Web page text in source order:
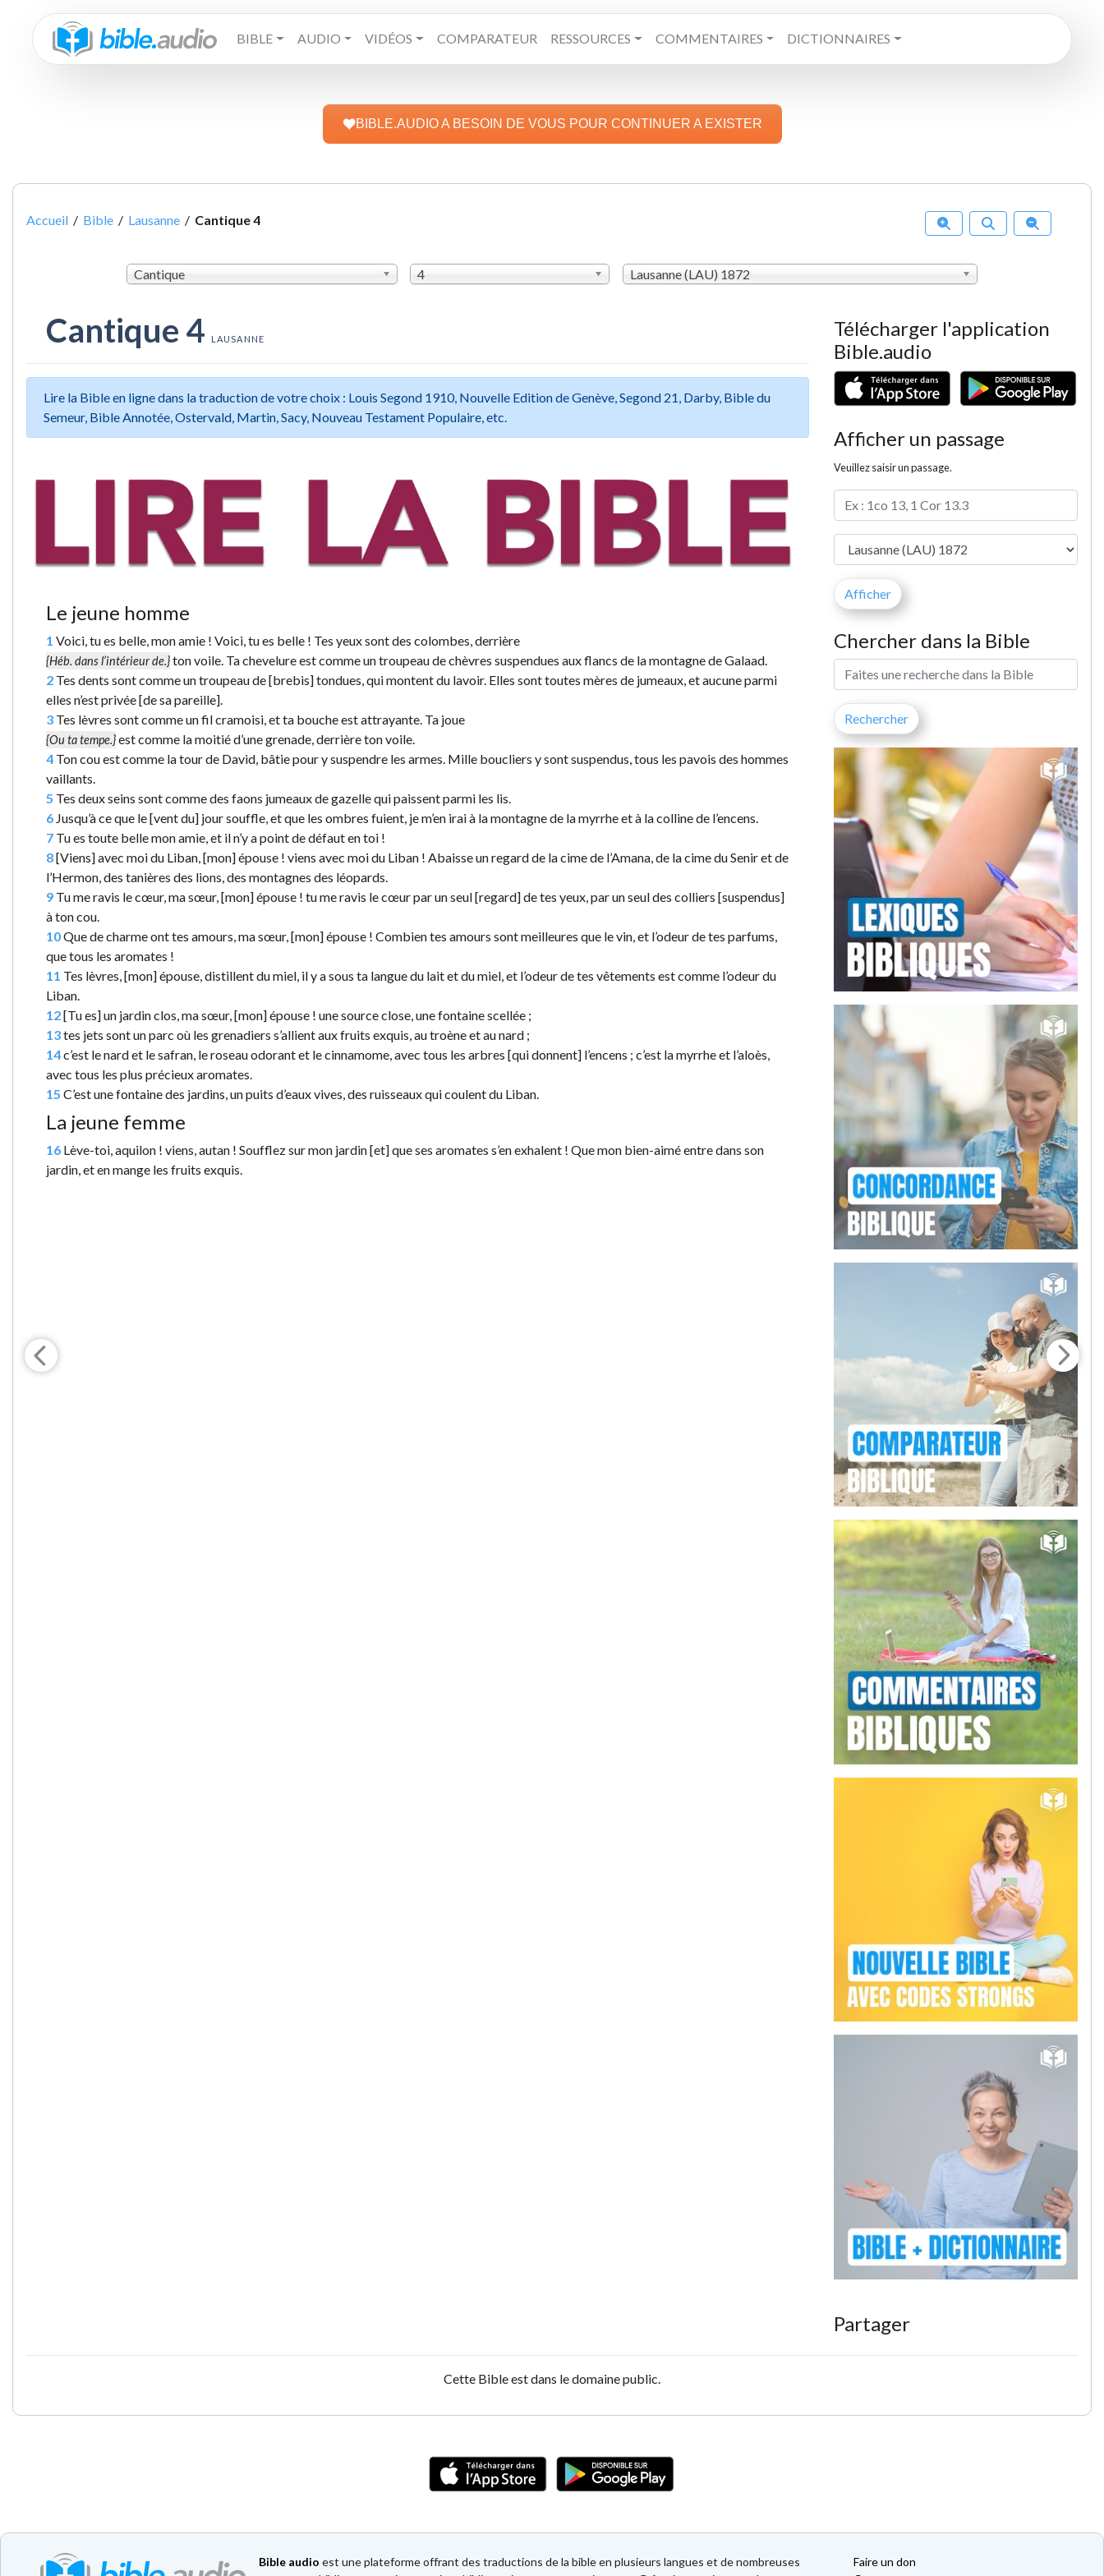
BIBLE AUDIO VIDÉOS COMPARATEUR RESSOURCES COMMENTAIRES DICTIONNAIRES
BIBLE.AUDIO A BESOIN DE VOUS POUR CONTINUER A EXISTER
Accueil / Bible / Lausanne / Cantique 4
Cantique 4 Lausanne (LAU) 1872
Cantique 4 LAUSANNE
Lire la Bible en ligne dans la traduction de votre choix : Louis Segond 1910, Nouvelle Edition de Genève, Segond 21, Darby, Bible du
Semeur, Bible Annotée, Ostervald, Martin, Sacy, Nouveau Testament Populaire, etc.
Le jeune homme
1 Voici, tu es belle, mon amie ! Voici, tu es belle ! Tes yeux sont des colombes, derrière
{Héb. dans l’intérieur de.}ton voile. Ta chevelure est comme un troupeau de chèvres suspendues aux flancs de la montagne de Galaad.
2 Tes dents sont comme un troupeau de [brebis] tondues, qui montent du lavoir. Elles sont toutes mères de jumeaux, et aucune parmi
elles n’est privée [de sa pareille].
3 Tes lèvres sont comme un fil cramoisi, et ta bouche est attrayante. Ta joue
{Ou ta tempe.}est comme la moitié d’une grenade, derrière ton voile.
4 Ton cou est comme la tour de David, bâtie pour y suspendre les armes. Mille boucliers y sont suspendus, tous les pavois des hommes
vaillants.
5 Tes deux seins sont comme des faons jumeaux de gazelle qui paissent parmi les lis.
6 Jusqu’à ce que le [vent du] jour souffle, et que les ombres fuient, je m’en irai à la montagne de la myrrhe et à la colline de l’encens.
7 Tu es toute belle mon amie, et il n’y a point de défaut en toi !
8[Viens] avec moi du Liban, [mon] épouse ! viens avec moi du Liban ! Abaisse un regard de la cime de l’Amana, de la cime du Senir et de
l’Hermon, des tanières des lions, des montagnes des léopards.
9 Tu me ravis le cœur, ma sœur, [mon] épouse ! tu me ravis le cœur par un seul [regard] de tes yeux, par un seul des colliers [suspendus]
à ton cou.
10Que de charme ont tes amours, ma sœur, [mon] épouse ! Combien tes amours sont meilleures que le vin, et l’odeur de tes parfums,
que tous les aromates !
11 Tes lèvres, [mon] épouse, distillent du miel, il y a sous ta langue du lait et du miel, et l’odeur de tes vêtements est comme l’odeur du
Liban.
12[Tu es] un jardin clos, ma sœur, [mon] épouse ! une source close, une fontaine scellée ;
13tes jets sont un parc où les grenadiers s’allient aux fruits exquis, au troène et au nard ;
14c’est le nard et le safran, le roseau odorant et le cinnamome, avec tous les arbres [qui donnent] l’encens ; c’est la myrrhe et l’aloès,
avec tous les plus précieux aromates.
15 C’est une fontaine des jardins, un puits d’eaux vives, des ruisseaux qui coulent du Liban.
La jeune femme
16 Lève-toi, aquilon ! viens, autan ! Soufflez sur mon jardin [et] que ses aromates s’en exhalent ! Que mon bien-aimé entre dans son
jardin, et en mange les fruits exquis.
Télécharger l'application
Bible.audio
Afficher un passage
Veuillez saisir un passage.
Chercher dans la Bible
Partager
Cette Bible est dans le domaine public.
Bible audio est une plateforme offrant des traductions de la bible en plusieurs langues et de nombreuses
Faire un don